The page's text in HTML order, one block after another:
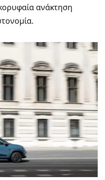
ανάκτηση